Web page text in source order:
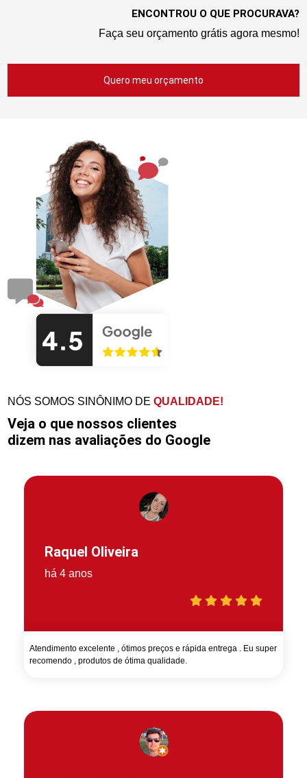
ENCONTROU O QUE PROCURAVA?
Faça seu orçamento grátis agora mesmo!
Quero meu orçamento
NÓS SOMOS SINÔNIMO DEQUALIDADE!
Veja o que nossos clientes
dizem nas avaliações do Google
Raquel Oliveira
há 4 anos
Atendimento excelente , ótimos preços e rápida entrega . Eu super
recomendo , produtos de ótima qualidade.